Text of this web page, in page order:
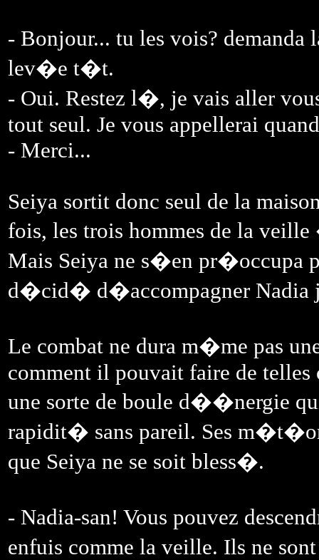
- Bonjour... tu les vois?
lev�e t�t.
- Oui. Restez l�, je vais aller
tout seul. Je vous appellerai
- Merci...
Seiya sortit donc seul de la
fois, les trois hommes de la
Mais Seiya ne s�en pr�occupa
d�cid� d�accompagner
Le combat ne dura m�me pas
comment il pouvait faire de telles
une sorte de boule d��nergie
rapidit� sans pareil. Ses
que Seiya ne se soit bless�.
- Nadia-san! Vous pouvez
enfuis comme la veille. Ils ne